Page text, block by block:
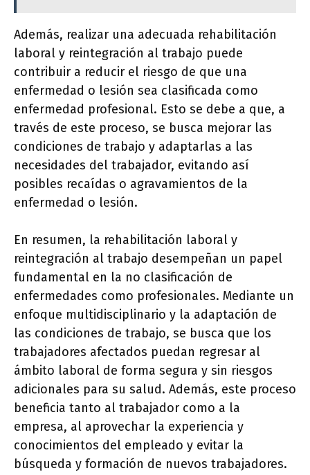
Además, realizar una adecuada rehabilitación
laboral y reintegración al trabajo puede
contribuir a reducir el riesgo de que una
enfermedad o lesión sea clasificada como
enfermedad profesional. Esto se debe a que, a
través de este proceso, se busca mejorar las
condiciones de trabajo y adaptarlas a las
necesidades del trabajador, evitando así
posibles recaídas o agravamientos de la
enfermedad o lesión.
En resumen, la rehabilitación laboral y
reintegración al trabajo desempeñan un papel
fundamental en la no clasificación de
enfermedades como profesionales. Mediante un
enfoque multidisciplinario y la adaptación de
las condiciones de trabajo, se busca que los
trabajadores afectados puedan regresar al
ámbito laboral de forma segura y sin riesgos
adicionales para su salud. Además, este proceso
beneficia tanto al trabajador como a la
empresa, al aprovechar la experiencia y
conocimientos del empleado y evitar la
búsqueda y formación de nuevos trabajadores.